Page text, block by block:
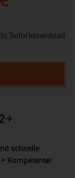
Sofortdownload
schnelle
Kompetenter